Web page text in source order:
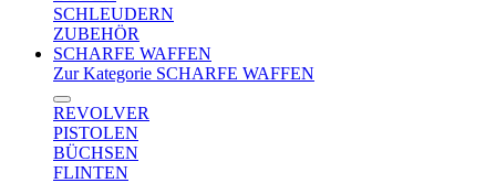
SCHLEUDERN
ZUBEHÖR
SCHARFE WAFFEN
Zur Kategorie SCHARFE WAFFEN
REVOLVER
PISTOLEN
BÜCHSEN
FLINTEN